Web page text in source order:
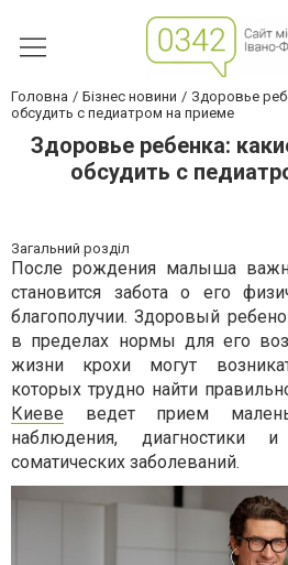
Головна Бізнес новини
Здоровье
обсудить с педиатром на приеме
Здоровье ребенка:
обсудить с
Загальний розділ
После рождения малыша
становится забота о его
благополучии. Здоровый
в пределах нормы для его
жизни крохи могут
которых трудно найти
Киеве ведет прием
наблюдения, диагностики
соматических заболеваний.